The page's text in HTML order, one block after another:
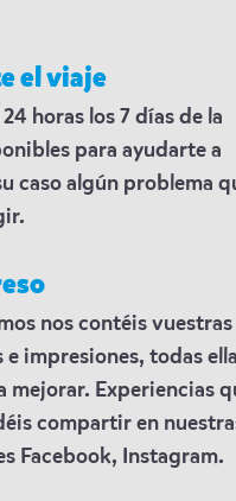
el viaje
horas los 7 días de la
para ayudarte a
caso algún problema
nos contéis vuestras
e impresiones, todas
mejorar. Experiencias
compartir en
Facebook, Instagram.